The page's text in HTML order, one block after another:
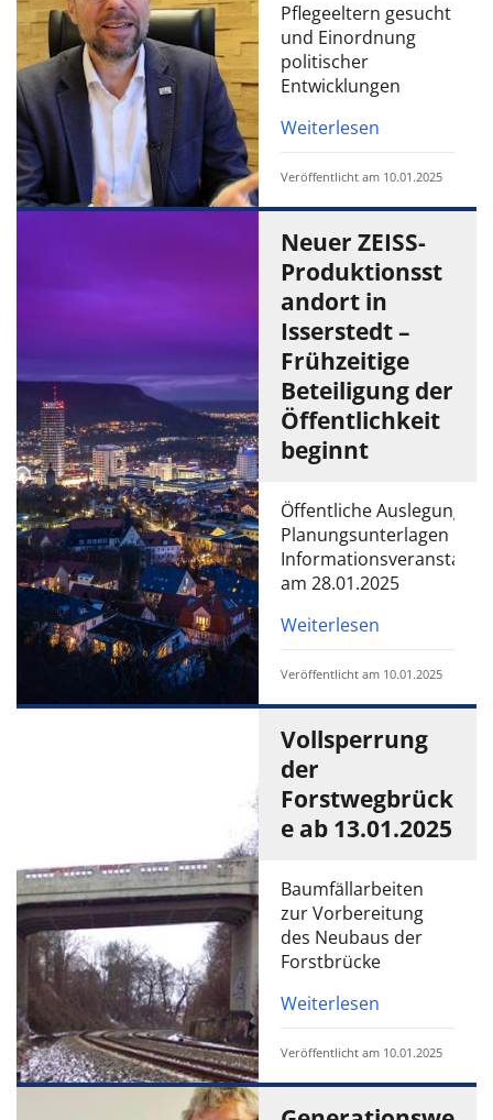
Pflegeeltern gesucht
und Einordnung
politischer
Entwicklungen
Weiterlesen
Veröffentlicht am 10.01.2025
Neuer ZEISS-
Produktionsst
andort in
Isserstedt –
Frühzeitige
Beteiligung der
Öffentlichkeit
beginnt
Öffentliche Auslegung
Planungsunterlagen und
am 28.01.2025
Weiterlesen
Veröffentlicht am 10.01.2025
Vollsperrung
der
Forstwegbrück
e ab 13.01.2025
Baumfällarbeiten
zur Vorbereitung
des Neubaus der
Forstbrücke
Weiterlesen
Veröffentlicht am 10.01.2025